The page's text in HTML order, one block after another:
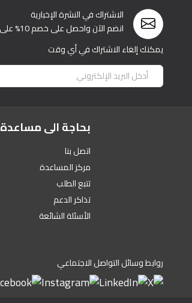
الاشتراك في النشرة الإخبارية
انضم الآن واحصل على خصم 10% على عملية الشراء التالية!
يمكنك إلغاء الاشتراك في أي وقت
بحاجة الى مساعدة
اتصل بنا
مركز المساعدة
تتبع الطلب
تذاكر الدعم
الأسئلة الشائعة
روابط وسائل التواصل الاجتماعي